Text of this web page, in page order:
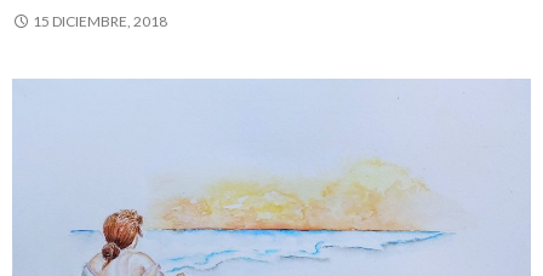
15 DICIEMBRE, 2018